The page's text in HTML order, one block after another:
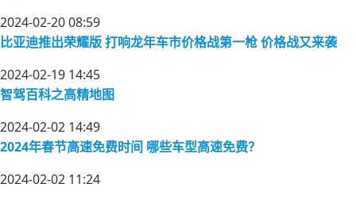
2024-02-20 08:59
比亚迪推出荣耀版 打响龙年车市价格战第一枪 价格战又来袭
2024-02-19 14:45
智驾百科之高精地图
2024-02-02 14:49
2024年春节高速免费时间 哪些车型高速免费？
2024-02-02 11:24